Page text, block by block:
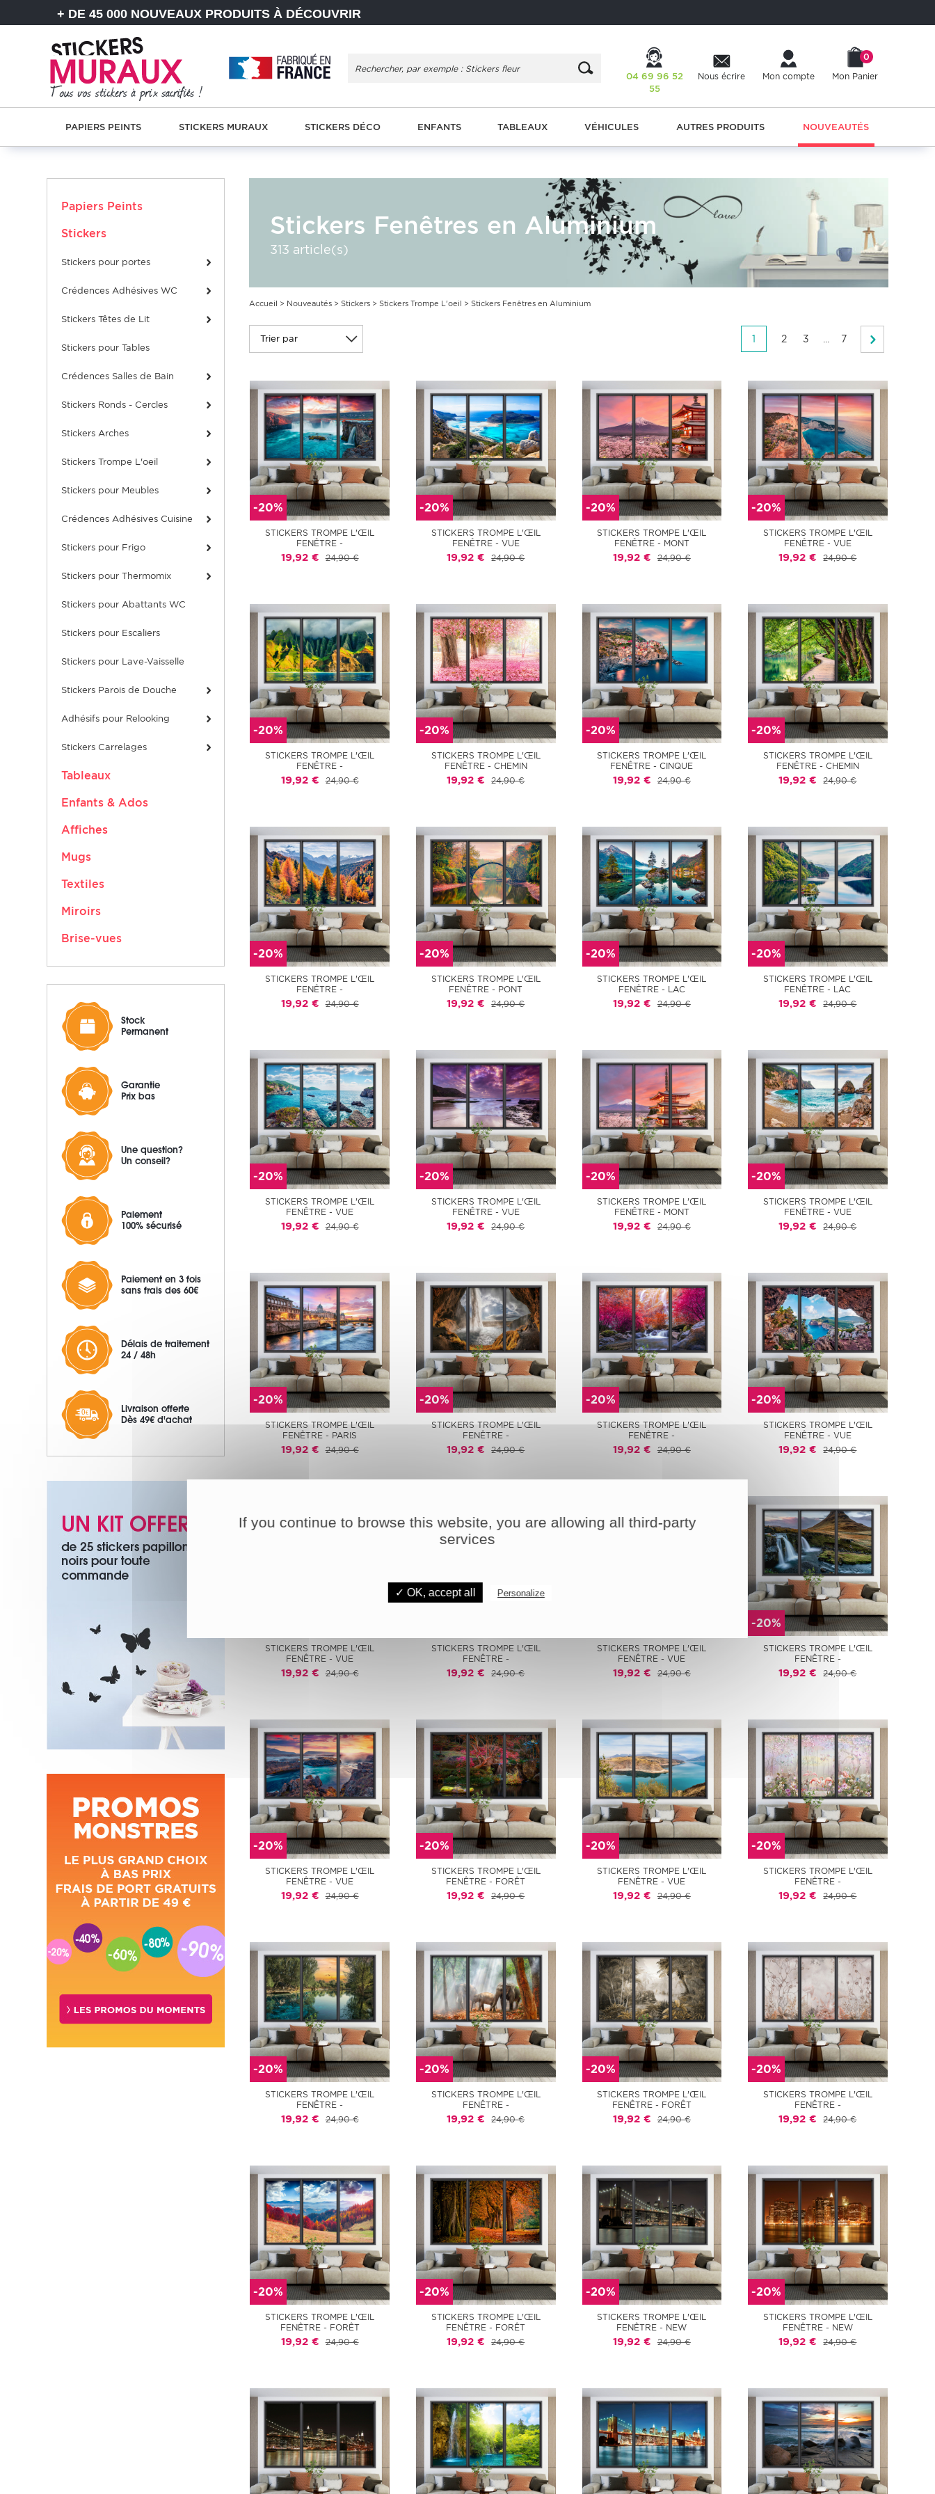
+ DE 45 000 NOUVEAUX PRODUITS À DÉCOUVRIR
04 69 96 52
55
Nous écrire Mon compte Mon Panier
0
PAPIERS PEINTS STICKERS MURAUX STICKERS DÉCO ENFANTS TABLEAUX VÉHICULES AUTRES PRODUITS NOUVEAUTÉS
Papiers Peints
Stickers
stickers pour portes
Crédences Adhésives WC
Stickers Têtes de Lit
Stickers pour Tables
Crédences Salles de Bain
Stickers Ronds - Cercles
Stickers Arches
Stickers Trompe L'oeil
Stickers pour Meubles
Crédences Adhésives Cuisine
Stickers pour Frigo
Stickers pour Thermomix
Stickers pour Abattants WC
Stickers pour Escaliers
Stickers pour Lave-Vaisselle
Stickers Parois de Douche
Adhésifs pour Relooking
Stickers Carrelages
Tableaux
Enfants & Ados
Affiches
Mugs
Textiles
Miroirs
Brise-vues
Stock
Permanent
Garantie
Prix bas
Une question?
Un conseil?
Paiement
100% sécurisé
Paiement en 3 fois
sans frais des 60€
Délais de traitement
24 / 48h
Livraison offerte
Dès 49€ d'achat
Stickers Fenêtres en Aluminium
313 article(s)
Accueil > Nouveautés >Stickers >Stickers Trompe L'oeil > Stickers Fenêtres en Aluminium
1 2 3 ... 7
-20%
STICKERS TROMPE L'ŒIL
FENÊTRE -
19,92 € 24,90 €
-20%
STICKERS TROMPE L'ŒIL
FENÊTRE - VUE
19,92 € 24,90 €
-20%
STICKERS TROMPE L'ŒIL
FENÊTRE - MONT
19,92 € 24,90 €
-20%
STICKERS TROMPE L'ŒIL
FENÊTRE - VUE
19,92 € 24,90 €
-20%
STICKERS TROMPE L'ŒIL
FENÊTRE -
19,92 € 24,90 €
-20%
STICKERS TROMPE L'ŒIL
FENÊTRE - CHEMIN
19,92 € 24,90 €
-20%
STICKERS TROMPE L'ŒIL
FENÊTRE - CINQUE
19,92 € 24,90 €
-20%
STICKERS TROMPE L'ŒIL
FENÊTRE - CHEMIN
19,92 € 24,90 €
-20%
STICKERS TROMPE L'ŒIL
FENÊTRE -
19,92 € 24,90 €
-20%
STICKERS TROMPE L'ŒIL
FENÊTRE - PONT
19,92 € 24,90 €
-20%
STICKERS TROMPE L'ŒIL
FENÊTRE - LAC
19,92 € 24,90 €
-20%
STICKERS TROMPE L'ŒIL
FENÊTRE - LAC
19,92 € 24,90 €
-20%
STICKERS TROMPE L'ŒIL
FENÊTRE - VUE
19,92 € 24,90 €
-20%
STICKERS TROMPE L'ŒIL
FENÊTRE - VUE
19,92 € 24,90 €
-20%
STICKERS TROMPE L'ŒIL
FENÊTRE - MONT
19,92 € 24,90 €
-20%
STICKERS TROMPE L'ŒIL
FENÊTRE - VUE
19,92 € 24,90 €
-20%
STICKERS TROMPE L'ŒIL
FENÊTRE - PARIS
19,92 € 24,90 €
-20%
STICKERS TROMPE L'ŒIL
FENÊTRE -
19,92 € 24,90 €
-20%
STICKERS TROMPE L'ŒIL
FENÊTRE -
19,92 € 24,90 €
-20%
STICKERS TROMPE L'ŒIL
FENÊTRE - VUE
19,92 € 24,90 €
STICKERS TROMPE L'ŒIL
FENÊTRE - VUE
19,92 € 24,90 €
STICKERS TROMPE L'ŒIL
FENÊTRE -
19,92 € 24,90 €
STICKERS TROMPE L'ŒIL
FENÊTRE - VUE
19,92 € 24,90 €
-20%
STICKERS TROMPE L'ŒIL
FENÊTRE -
19,92 € 24,90 €
-20%
STICKERS TROMPE L'ŒIL
FENÊTRE - VUE
19,92 € 24,90 €
-20%
STICKERS TROMPE L'ŒIL
FENÊTRE - FORÊT
19,92 € 24,90 €
-20%
STICKERS TROMPE L'ŒIL
FENÊTRE - VUE
19,92 € 24,90 €
-20%
STICKERS TROMPE L'ŒIL
FENÊTRE -
19,92 € 24,90 €
-20%
STICKERS TROMPE L'ŒIL
FENÊTRE -
19,92 € 24,90 €
-20%
STICKERS TROMPE L'ŒIL
FENÊTRE -
19,92 € 24,90 €
-20%
STICKERS TROMPE L'ŒIL
FENÊTRE - FORÊT
19,92 € 24,90 €
-20%
STICKERS TROMPE L'ŒIL
FENÊTRE -
19,92 € 24,90 €
-20%
STICKERS TROMPE L'ŒIL
FENÊTRE - FORÊT
19,92 € 24,90 €
-20%
STICKERS TROMPE L'ŒIL
FENÊTRE - FORÊT
19,92 € 24,90 €
-20%
STICKERS TROMPE L'ŒIL
FENÊTRE - NEW
19,92 € 24,90 €
-20%
STICKERS TROMPE L'ŒIL
FENÊTRE - NEW
19,92 € 24,90 €
If you continue to browse this website, you are allowing all third-party
services
✓ OK, accept all Personalize